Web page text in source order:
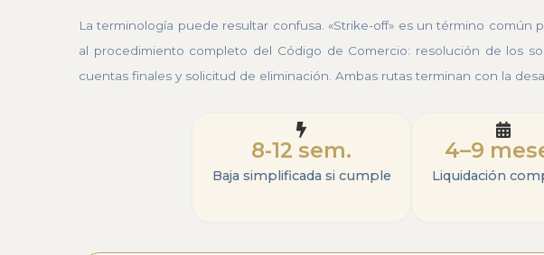
La terminología puede resultar confusa. «Strike-off» es un término común
al procedimiento completo del Código de Comercio: resolución de los
cuentas finales y solicitud de eliminación. Ambas rutas terminan con la
8-12 sem.
Baja simplificada si cumple
4–9
Liquidación